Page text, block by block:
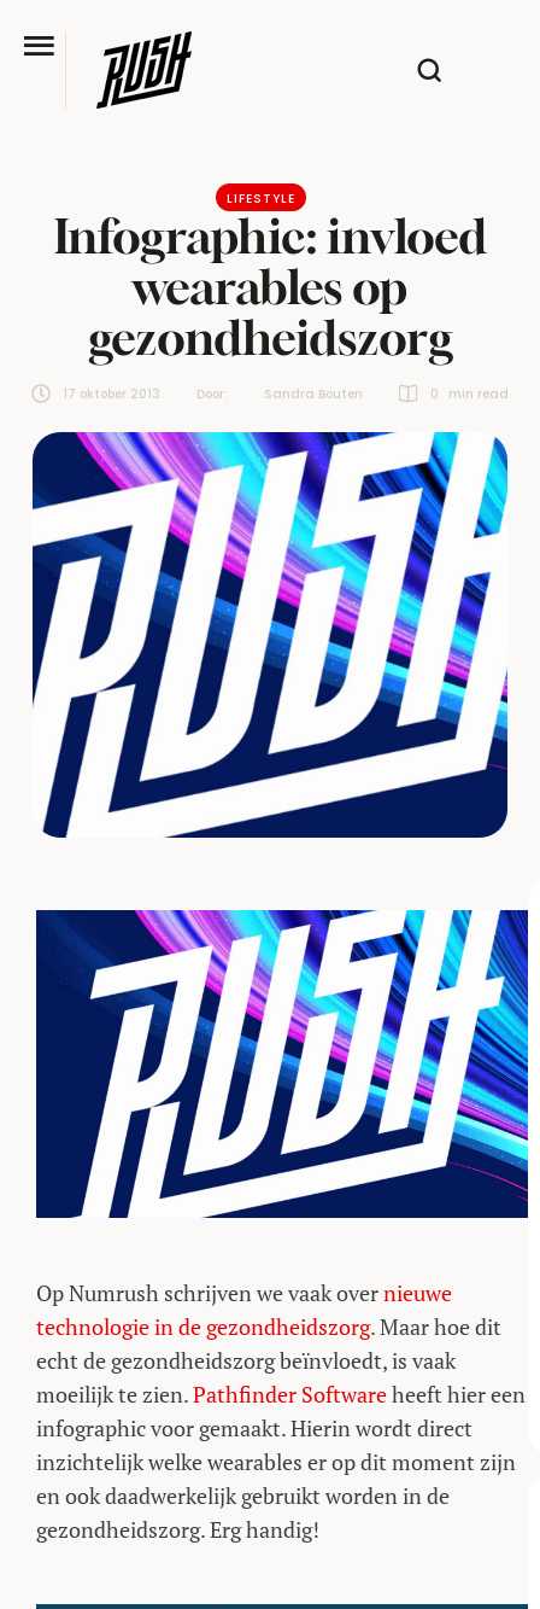
LIFESTYLE
Infographic: invloed
wearables op
gezondheidszorg
17 oktober 2013 Door: Sandra Bouten 0 min read
Op Numrush schrijven we vaak overnieuwe
technologie in de gezondheidszorg. Maar hoe dit
echt de gezondheidszorg beïnvloedt, is vaak
moeilijk te zien.Pathfinder Softwareheeft hier een
infographic voor gemaakt. Hierin wordt direct
inzichtelijk welke wearables er op dit moment zijn
en ook daadwerkelijk gebruikt worden in de
gezondheidszorg. Erg handig!